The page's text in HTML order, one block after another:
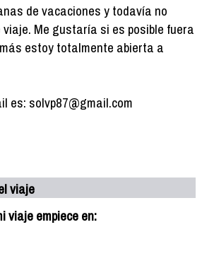
de vacaciones y todavía no
Me gustaría si es posible fuera
estoy totalmente abierta a
es: solvp87@gmail.com
viaje
viaje empiece en: